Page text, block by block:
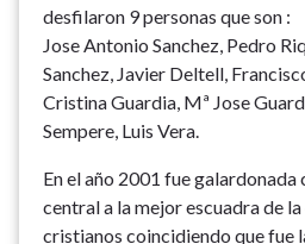
desfilaron 9 personas que son :
Jose Antonio Sanchez, Pedro
Sanchez, Javier Deltell,
Cristina Guardia, Mª Jose
Sempere, Luis Vera.
En el año 2001 fue
central a la mejor escuadra de
cristianos coincidiendo que fue